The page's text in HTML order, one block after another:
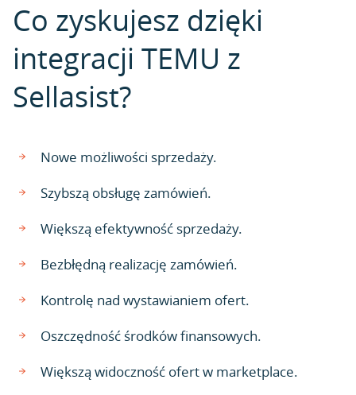
Co zyskujesz dzięki
integracji TEMU z
Sellasist?
Nowe możliwości sprzedaży.
Szybszą obsługę zamówień.
Większą efektywność sprzedaży.
Bezbłędną realizację zamówień.
Kontrolę nad wystawianiem ofert.
Oszczędność środków finansowych.
Większą widoczność ofert w marketplace.